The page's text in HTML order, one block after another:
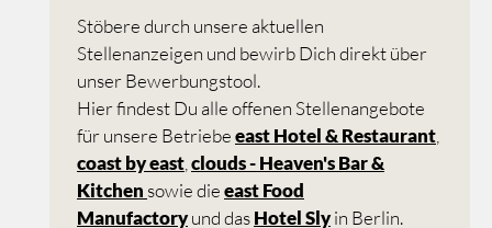
Stöbere durch unsere aktuellen
Stellenanzeigen und bewirb Dich direkt über
unser Bewerbungstool.
Hier findest Du alle offenen Stellenangebote
für unsere Betriebeeast Hotel & Restaurant,
coast by east,clouds - Heaven's Bar &
Kitchen sowie dieeast Food
Manufactoryund dasHotel Slyin Berlin.